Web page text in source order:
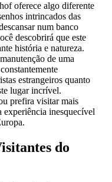
oferece algo diferente
intrincados das
num banco
descobrirá que este
história e natureza.
de uma
estrangeiros quanto
lugar incrível.
prefira visitar mais
experiência inesquecível
do